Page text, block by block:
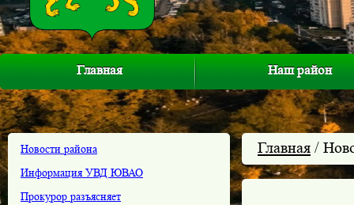
Главная Наш район
Новости района
Информация УВД ЮВАО
Прокурор разъясняет
Главная /